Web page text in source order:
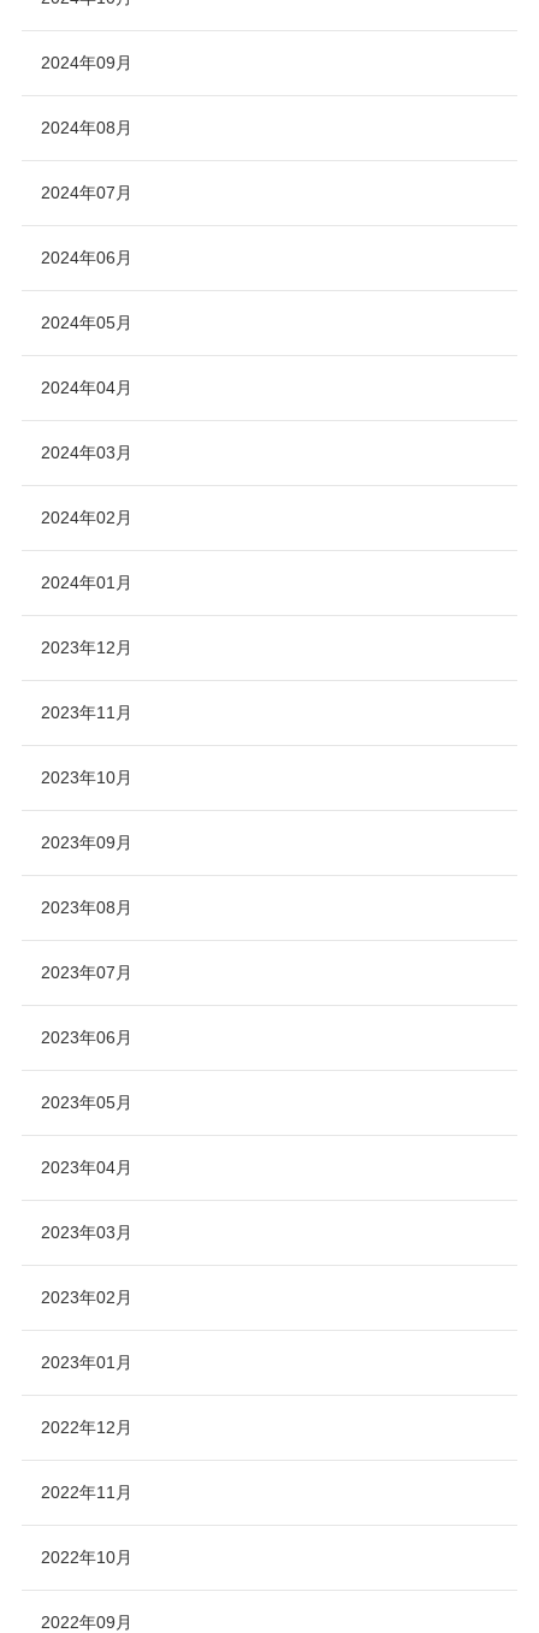
2024年09月
2024年08月
2024年07月
2024年06月
2024年05月
2024年04月
2024年03月
2024年02月
2024年01月
2023年12月
2023年11月
2023年10月
2023年09月
2023年08月
2023年07月
2023年06月
2023年05月
2023年04月
2023年03月
2023年02月
2023年01月
2022年12月
2022年11月
2022年10月
2022年09月